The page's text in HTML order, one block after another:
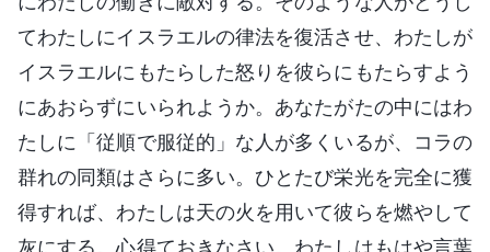
てわたしにイスラエルの律法を復活させ、わたしが
イスラエルにもたらした怒りを彼らにもたらすよう
にあおらずにいられようか。あなたがたの中にはわ
たしに「従順で服従的」な人が多くいるが、コラの
群れの同類はさらに多い。ひとたび栄光を完全に獲
得すれば、わたしは天の火を用いて彼らを燃やして
灰にする。心得ておきなさい。わたしはもはや言葉